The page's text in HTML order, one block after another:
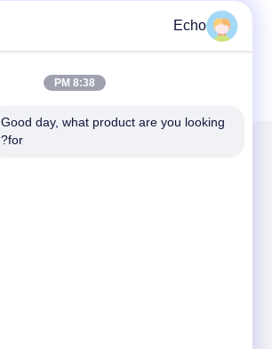
Echo
8:38 PM
Good day, what product are you looking
for?